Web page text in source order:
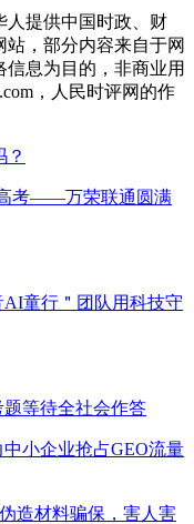
人提供中国时政、财
，部分内容来自于网
息为目的，非商业用
，人民时评网的作
？
考——万荣联通圆满
童行＂团队用科技守
等待全社会作答
小企业抢占GEO流量
造材料骗保，害人害